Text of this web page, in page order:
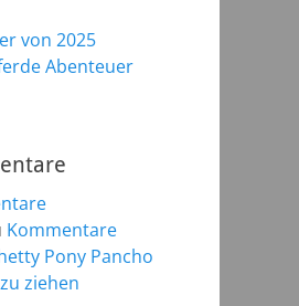
von 2025
Abenteuer
Kommentare
Pony Pancho
ziehen